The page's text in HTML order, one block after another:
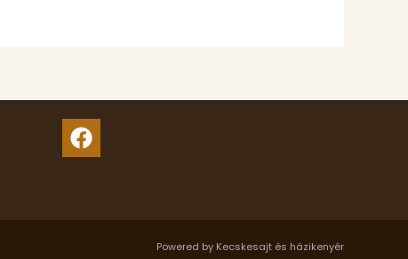
Powered by Kecskesajt és házikenyér